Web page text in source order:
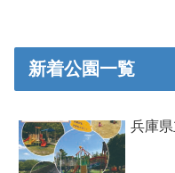
新着公園一覧
兵庫